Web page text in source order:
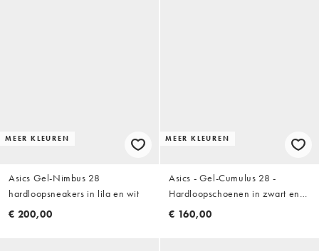
MEER KLEUREN
Asics Gel-Nimbus 28
hardloopsneakers in lila en wit
€ 200,00
MEER KLEUREN
Asics - Gel-Cumulus 28 -
Hardloopschoenen in zwart en
wit
€ 160,00